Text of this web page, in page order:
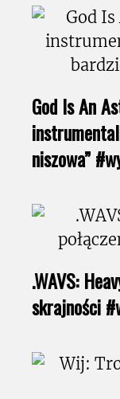
God Is An
niszowa”
.WAVS:
skrajności